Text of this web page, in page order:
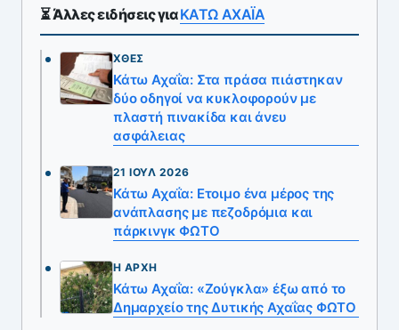
⏳ Άλλες ειδήσεις γιαΚΑΤΩ ΑΧΑΪΑ
ΧΘΕΣ
Κάτω Αχαΐα: Στα πράσα πιάστηκαν
δύο οδηγοί να κυκλοφορούν με
πλαστή πινακίδα και άνευ
ασφάλειας
21 ΙΟΎΛ 2026
Κάτω Αχαΐα: Eτοιμο ένα μέρος της
ανάπλασης με πεζοδρόμια και
πάρκινγκ ΦΩΤΟ
Η ΑΡΧΉ
Κάτω Αχαΐα: «Ζούγκλα» έξω από το
Δημαρχείο της Δυτικής Αχαΐας ΦΩΤΟ